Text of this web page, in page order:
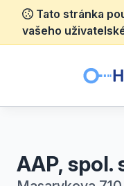
Tato stránka
vašeho
AAP, spol.